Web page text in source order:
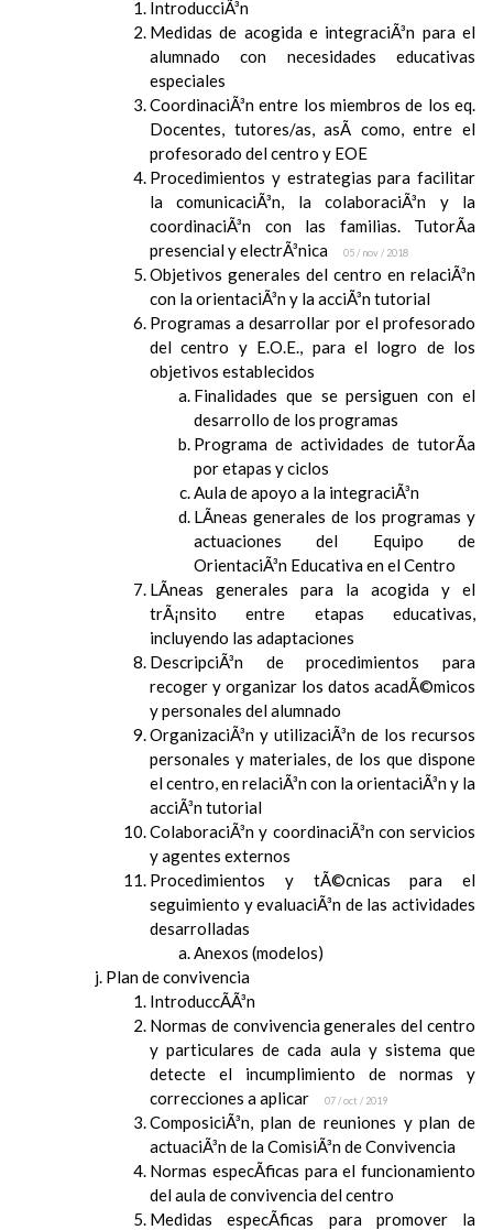
IntroducciÃ³n
Medidas de acogida e integraciÃ³n para el
alumnado con necesidades educativas
especiales
CoordinaciÃ³n entre los miembros de los eq.
Docentes, tutores/as, asÃ­ como, entre el
profesorado del centro y EOE
Procedimientos y estrategias para facilitar
la comunicaciÃ³n, la colaboraciÃ³n y la
coordinaciÃ³n con las familias. TutorÃ­a
presencial y electrÃ³nica
05 / nov / 2018
Objetivos generales del centro en relaciÃ³n
con la orientaciÃ³n y la acciÃ³n tutorial
Programas a desarrollar por el profesorado
del centro y E.O.E., para el logro de los
objetivos establecidos
Finalidades que se persiguen con el
desarrollo de los programas
Programa de actividades de tutorÃ­a
por etapas y ciclos
Aula de apoyo a la integraciÃ³n
LÃ­neas generales de los programas y
actuaciones del Equipo de
OrientaciÃ³n Educativa en el Centro
LÃ­neas generales para la acogida y el
trÃ¡nsito entre etapas educativas,
incluyendo las adaptaciones
DescripciÃ³n de procedimientos para
recoger y organizar los datos acadÃ©micos
y personales del alumnado
OrganizaciÃ³n y utilizaciÃ³n de los recursos
personales y materiales, de los que dispone
el centro, en relaciÃ³n con la orientaciÃ³n y la
acciÃ³n tutorial
ColaboraciÃ³n y coordinaciÃ³n con servicios
y agentes externos
Procedimientos y tÃ©cnicas para el
seguimiento y evaluaciÃ³n de las actividades
desarrolladas
Anexos (modelos)
Plan de convivencia
IntroduccÃ­Ã³n
Normas de convivencia generales del centro
y particulares de cada aula y sistema que
detecte el incumplimiento de normas y
correcciones a aplicar
07 / oct / 2019
ComposiciÃ³n, plan de reuniones y plan de
actuaciÃ³n de la ComisiÃ³n de Convivencia
Normas especÃ­ficas para el funcionamiento
del aula de convivencia del centro
Medidas especÃ­ficas para promover la